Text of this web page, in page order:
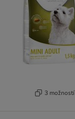
3 možností